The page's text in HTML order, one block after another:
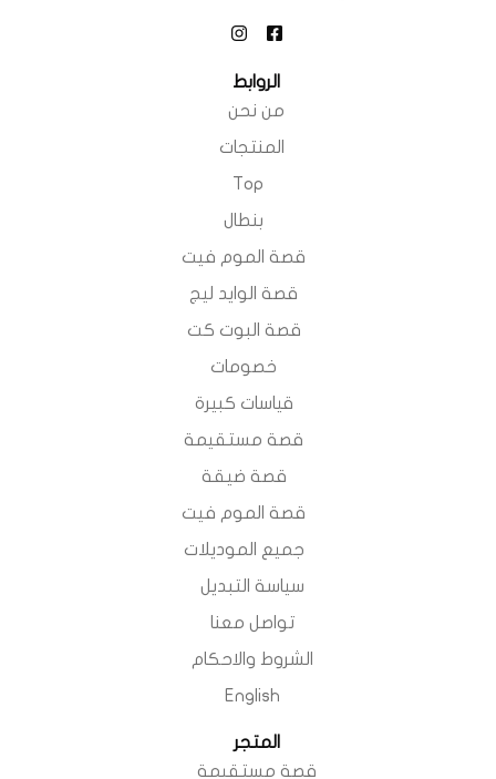
الروابط
من نحن
المنتجات
Top
بنطال
قصة الموم فيت
قصة الوايد ليج
قصة البوت كت
خصومات
قياسات كبيرة
قصة مستقيمة
قصة ضيقة
قصة الموم فيت
جميع الموديلات
سياسة التبديل
تواصل معنا
الشروط والاحكام
English
المتجر
قصة مستقيمة